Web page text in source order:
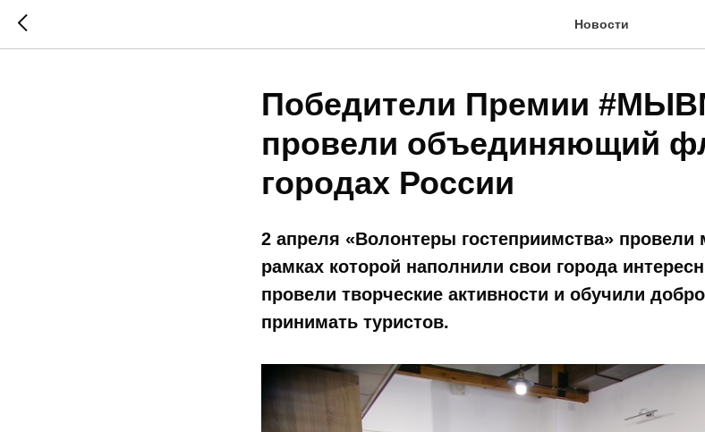
Новости
Победители Премии
провели объединяющий
городах России
2 апреля «Волонтеры гостеприимства»
рамках которой наполнили свои города
провели творческие активности и обучили
принимать туристов.